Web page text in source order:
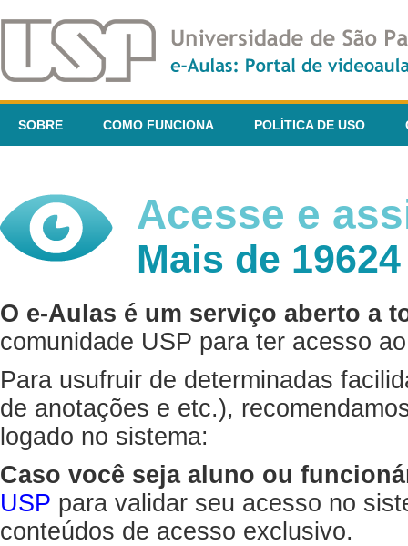
SOBRE COMO FUNCIONA POLÍTICA DE USO
Acesse e
Mais de
O e-Aulas é um serviço aberto a
comunidade USP para ter acesso
Para usufruir de determinadas
de anotações e etc.),
logado no sistema:
Caso você seja aluno ou
USP para validar seu acesso no
conteúdos de acesso exclusivo.